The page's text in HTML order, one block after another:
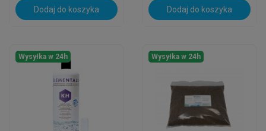
Dodaj do koszyka Dodaj do koszyka
Wysyłka w 24h Wysyłka w 24h